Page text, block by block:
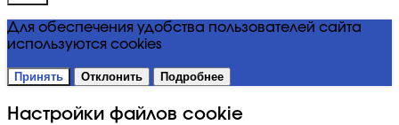
Для обеспечения удобства пользователей сайта
используются cookies
Принять Отклонить Подробнее
Настройки файлов cookie